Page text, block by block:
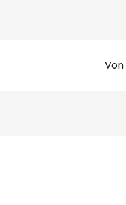
Von